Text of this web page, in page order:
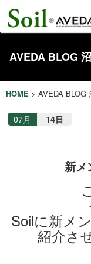
AVEDA BLOG
HOME > AVEDA BLOG
07月 14日
新メ
Soilに新メ
紹介さ